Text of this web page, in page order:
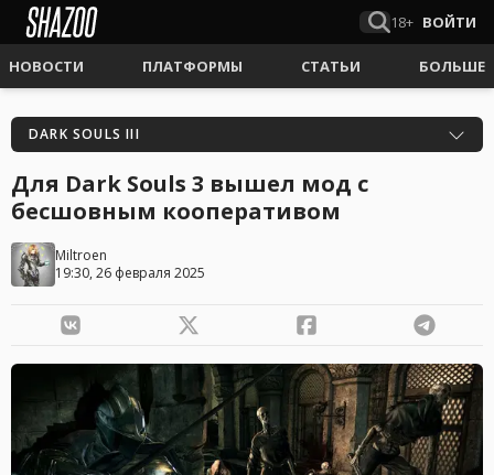
18+ ВОЙТИ
НОВОСТИ ПЛАТФОРМЫ СТАТЬИ БОЛЬШЕ
DARK SOULS III
Для Dark Souls 3 вышел мод с
бесшовным кооперативом
Miltroen
19:30, 26 февраля 2025